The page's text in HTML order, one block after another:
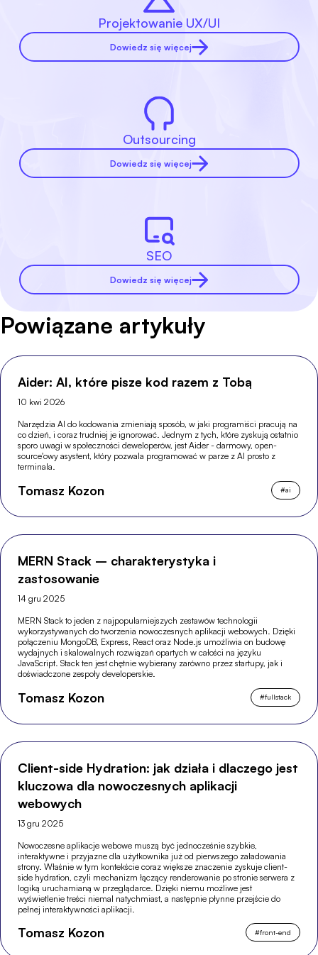
Projektowanie UX/UI
Dowiedz się więcej
Outsourcing
Dowiedz się więcej
SEO
Dowiedz się więcej
Powiązane artykuły
Aider: AI, które pisze kod razem z Tobą
10 kwi 2026
Narzędzia AI do kodowania zmieniają sposób, w jaki programiści pracują na
co dzień, i coraz trudniej je ignorować. Jednym z tych, które zyskują ostatnio
sporo uwagi w społeczności deweloperów, jest Aider - darmowy, open-
source'owy asystent, który pozwala programować w parze z AI prosto z
terminala.
Tomasz Kozon #ai
MERN Stack – charakterystyka i
zastosowanie
14 gru 2025
MERN Stack to jeden z najpopularniejszych zestawów technologii
wykorzystywanych do tworzenia nowoczesnych aplikacji webowych. Dzięki
połączeniu MongoDB, Express, React oraz Node.js umożliwia on budowę
wydajnych i skalowalnych rozwiązań opartych w całości na języku
JavaScript. Stack ten jest chętnie wybierany zarówno przez startupy, jak i
doświadczone zespoły developerskie.
Tomasz Kozon #fullstack
Client-side Hydration: jak działa i dlaczego jest
kluczowa dla nowoczesnych aplikacji
webowych
13 gru 2025
Nowoczesne aplikacje webowe muszą być jednocześnie szybkie,
interaktywne i przyjazne dla użytkownika już od pierwszego załadowania
strony. Właśnie w tym kontekście coraz większe znaczenie zyskuje client-
side hydration, czyli mechanizm łączący renderowanie po stronie serwera z
logiką uruchamianą w przeglądarce. Dzięki niemu możliwe jest
wyświetlenie treści niemal natychmiast, a następnie płynne przejście do
pełnej interaktywności aplikacji.
Tomasz Kozon #front-end